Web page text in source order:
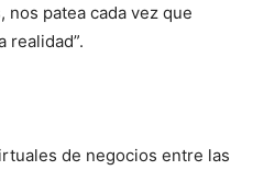
patea cada vez que
realidad”.
de negocios entre las